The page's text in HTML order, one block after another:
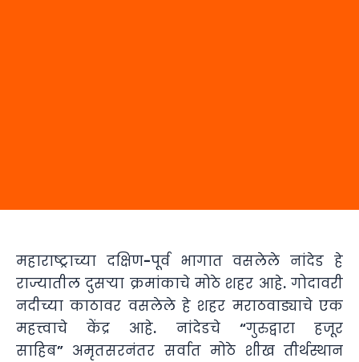
महाराष्ट्राच्या दक्षिण-पूर्व भागात वसलेले नांदेड हे
राज्यातील दुसऱ्या क्रमांकाचे मोठे शहर आहे. गोदावरी
नदीच्या काठावर वसलेले हे शहर मराठवाड्याचे एक
महत्त्वाचे केंद्र आहे. नांदेडचे “गुरुद्वारा हजूर
साहिब” अमृतसरनंतर सर्वात मोठे शीख तीर्थस्थान